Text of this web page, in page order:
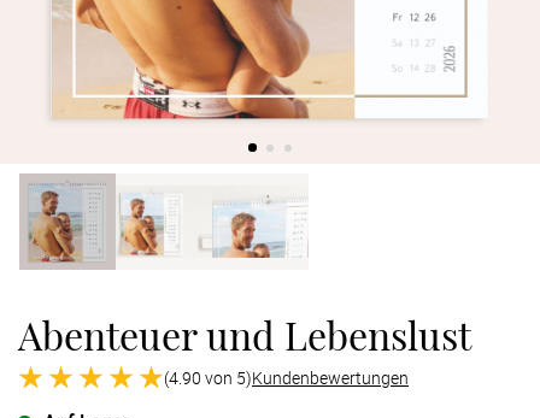
Abenteuer und Lebenslust
(4.90 von 5)Kundenbewertungen